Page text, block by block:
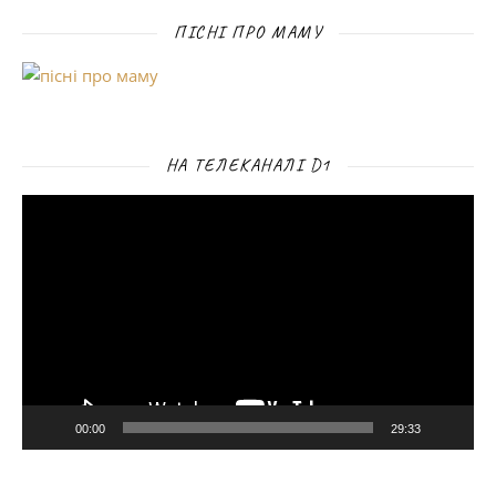
ПІСНІ ПРО МАМУ
НА ТЕЛЕКАНАЛІ D1
00:00 29:33